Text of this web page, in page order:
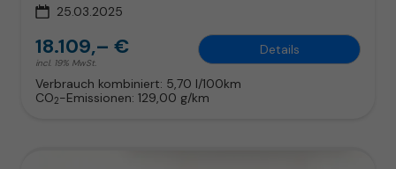
25.03.2025
18.109,– €
incl. 19% MwSt.
Details
Verbrauch kombiniert: 5,70 l/100km
CO2-Emissionen: 129,00 g/km